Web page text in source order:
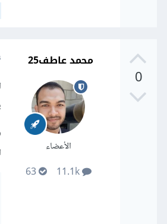
0
محمد عاطف25
الأعضاء
11.1k
63